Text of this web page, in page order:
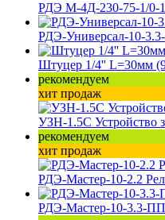
РДЭ М-4Д-230-75-1/0-
РДЭ-Универсал-10-
Штуцер 1/4'' L=30мм
рекомендуем
хит продаж
УЗН-1.5С Устройство
рекомендуем
хит продаж
РДЭ-Мастер-10-2.2
РДЭ-Мастер-10-3.3-ПП